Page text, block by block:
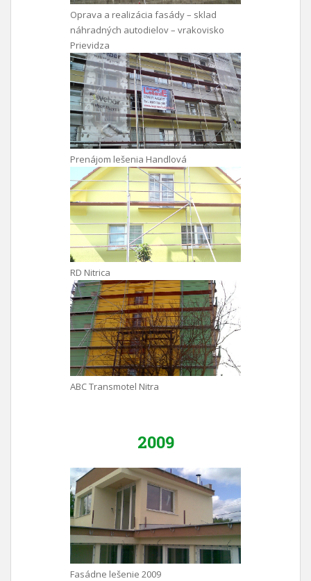
Oprava a realizácia fasády – sklad
náhradných autodielov – vrakovisko
Prievidza
Prenájom lešenia Handlová
RD Nitrica
ABC Transmotel Nitra
2009
Fasádne lešenie 2009